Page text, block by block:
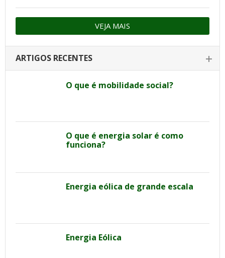
VEJA MAIS
ARTIGOS RECENTES
O que é mobilidade social?
O que é energia solar é como
funciona?
Energia eólica de grande escala
Energia Eólica